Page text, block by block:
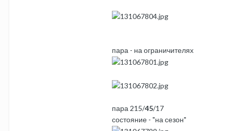
пара - на ограничителях
пара 215/45/17
состояние - "на сезон"